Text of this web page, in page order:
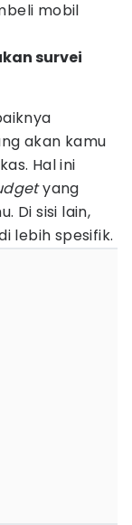
mobil
survei
akan kamu
Hal ini
yang
Di sisi lain,
lebih spesifik.